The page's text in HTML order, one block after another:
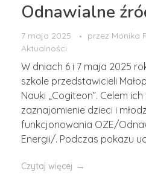
Odnawialne
7 maja 2025 przez Monika
Aktualności
W dniach 6 i 7 maja 2025
szkole przedstawicieli
Nauki „Cogiteon”. Celem
zaznajomienie dzieci i
funkcjonowania OZE/
Energii/. Podczas pokazu
Czytaj więcej